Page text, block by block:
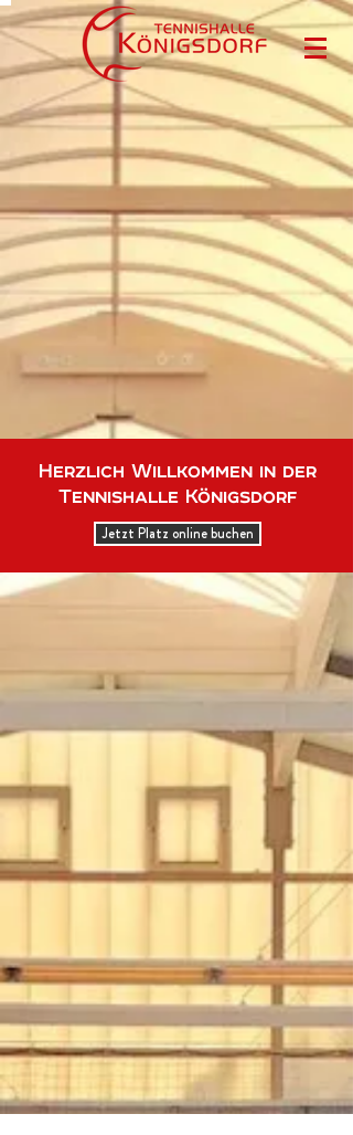
Herzlich Willkommen in der
Tennishalle Königsdorf
Jetzt Platz online buchen